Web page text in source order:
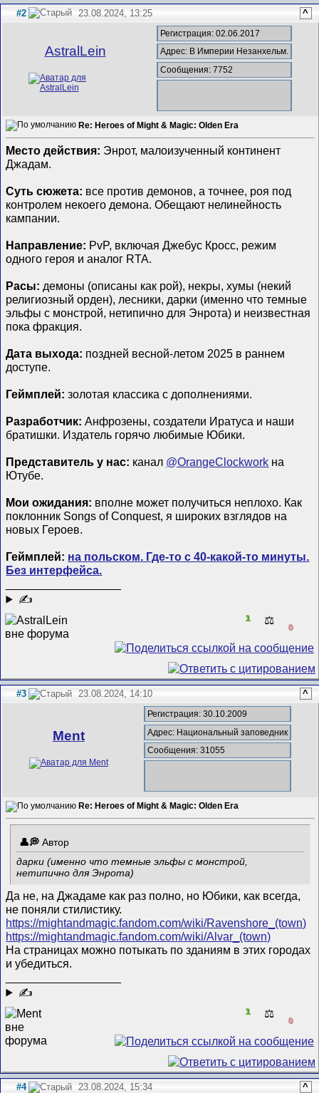
#2 23.08.2024, 13:25 ^
AstralLein
Регистрация: 02.06.2017
Адрес: В Империи Незанхельм.
Сообщения: 7752
Re: Heroes of Might & Magic: Olden Era
Место действия: Энрот, малоизученный континент
Джадам.
Суть сюжета: все против демонов, а точнее, роя под
контролем некоего демона. Обещают нелинейность
кампании.
Направление: PvP, включая Джебус Кросс, режим
одного героя и аналог RTA.
Расы: демоны (описаны как рой), некры, хумы (некий
религиозный орден), лесники, дарки (именно что темные
эльфы с монстрой, нетипично для Энрота) и неизвестная
пока фракция.
Дата выхода: поздней весной-летом 2025 в раннем
доступе.
Геймплей: золотая классика с дополнениями.
Разработчик: Анфрозены, создатели Иратуса и наши
братишки. Издатель горячо любимые Юбики.
Представитель у нас: канал @OrangeClockwork на
Ютубе.
Мои ожидания: вполне может получиться неплохо. Как
поклонник Songs of Conquest, я широких взглядов на
новых Героев.
Геймплей: на польском. Где-то с 40-какой-то минуты.
Без интерфейса.
✍
1 ⚖️
0
#3 23.08.2024, 14:10 ^
Ment
Регистрация: 30.10.2009
Адрес: Национальный заповедник
Сообщения: 31055
Re: Heroes of Might & Magic: Olden Era
Автор
дарки (именно что темные эльфы с монстрой,
нетипично для Энрота)
Да не, на Джадаме как раз полно, но Юбики, как всегда,
не поняли стилистику.
https://mightandmagic.fandom.com/wiki/Ravenshore_(town)
https://mightandmagic.fandom.com/wiki/Alvar_(town)
На страницах можно потыкать по зданиям в этих городах
и убедиться.
✍
1 ⚖️
0
#4 23.08.2024, 15:34 ^